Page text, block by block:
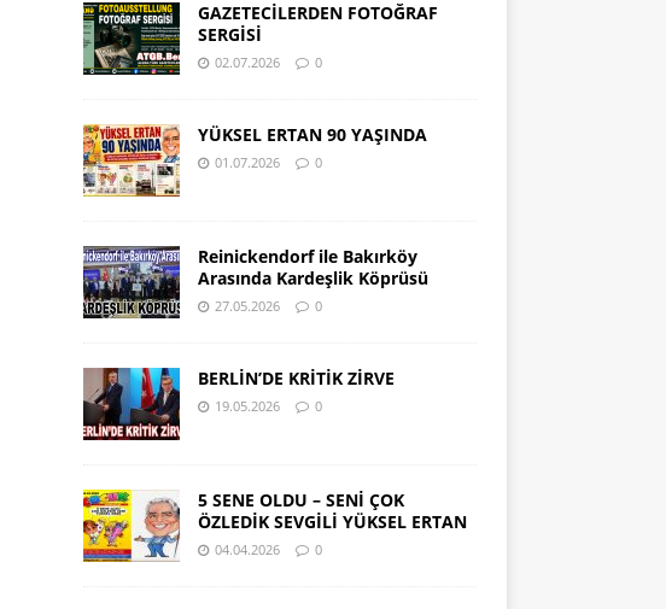
GAZETECİLERDEN FOTOĞRAF
SERGİSİ
02.07.2026 0
YÜKSEL ERTAN 90 YAŞINDA
01.07.2026 0
Reinickendorf ile Bakırköy
Arasında Kardeşlik Köprüsü
27.05.2026 0
BERLİN’DE KRİTİK ZİRVE
19.05.2026 0
5 SENE OLDU – SENİ ÇOK
ÖZLEDİK SEVGİLİ YÜKSEL ERTAN
04.04.2026 0